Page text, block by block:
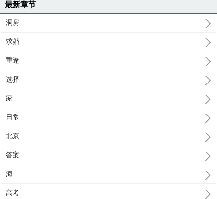
最新章节
洞房
求婚
重逢
选择
家
日常
北京
答案
海
高考